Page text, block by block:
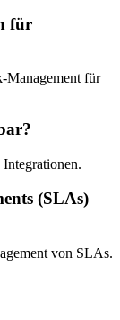
für
Management für
(SLAs)
von SLAs.